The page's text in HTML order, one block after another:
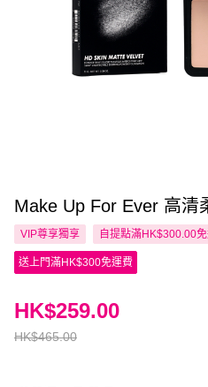
Make Up For Ever 高清
VIP尊享獨享 自提點滿HK$300.00
送上門滿HK$300免運費
HK$465.00
HK$259.00